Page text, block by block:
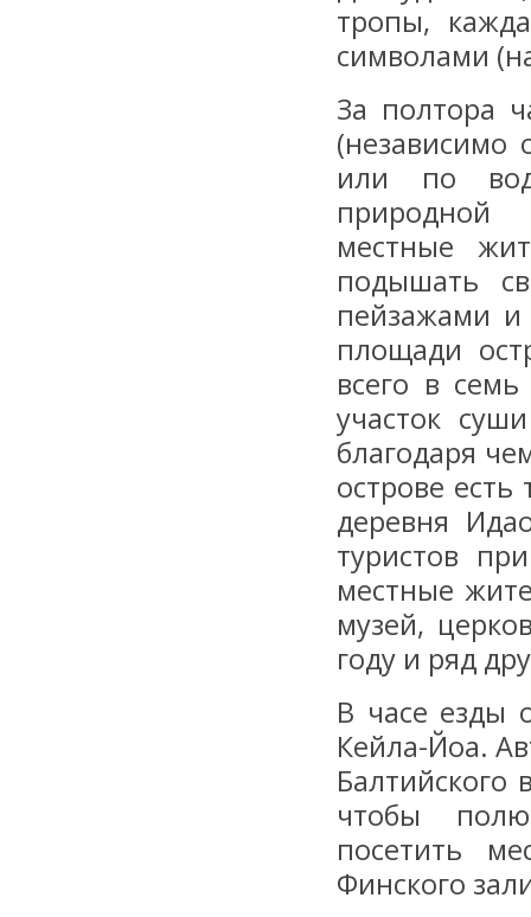
тропы,
символами
За полтора
(независимо
или по
природной
местные
подышать
пейзажами и
площади
всего в
участок
благодаря
острове
деревня
туристов
местные
музей,
году и ряд
В часе езды
Кейла-Йоа.
Балтийского
чтобы
посетить
Финского